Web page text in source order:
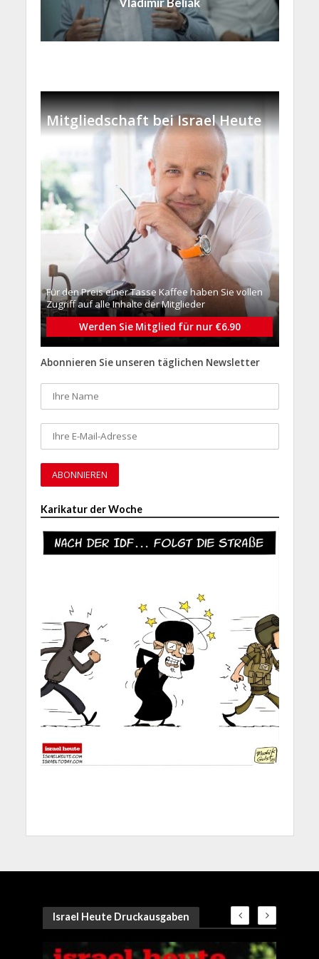
Mitgliedschaft bei Israel Heute
Für den Preis einer Tasse Kaffee haben Sie vollen
Zugriff auf alle Inhalte der Mitglieder
Werden Sie Mitglied für nur €6.90
Abonnieren Sie unseren täglichen Newsletter
Karikatur der Woche
Israel Heute Druckausgaben